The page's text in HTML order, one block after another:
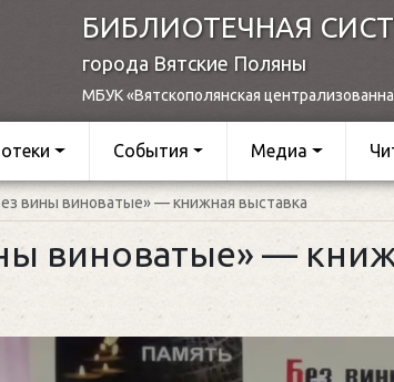
БИБЛИОТЕЧНАЯ
города Вятские Поляны
МБУК «Вятскополянская
События Медиа
вины виноватые» — книжная выставка
виноватые» —